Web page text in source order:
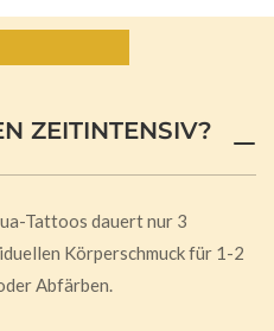
ZEITINTENSIV?
Tattoos dauert nur 3
Körperschmuck für 1-2
Abfärben.